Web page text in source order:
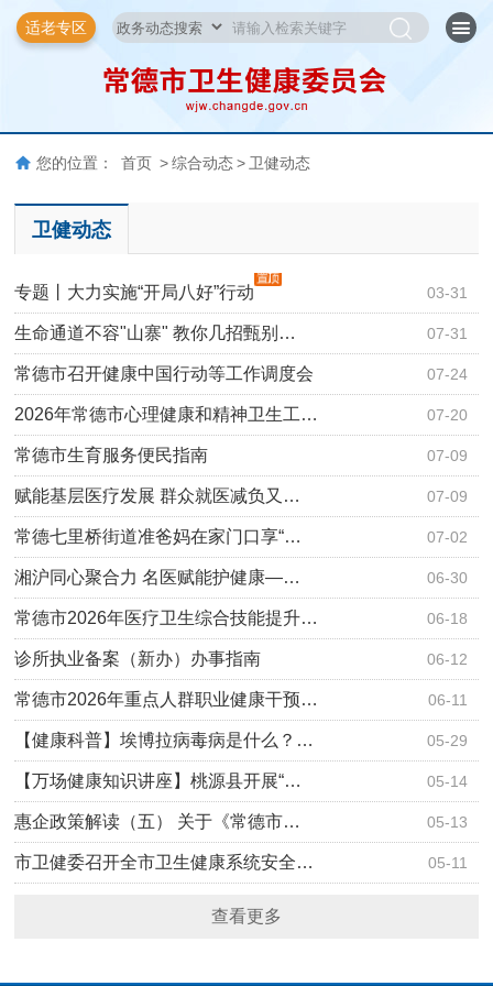
适老专区
您的位置： 首页 > 综合动态 > 卫健动态
卫健动态
03-31
专题丨大力实施“开局八好”行动
07-31
生命通道不容"山寨" 教你几招甄别…
07-24
常德市召开健康中国行动等工作调度会
07-20
2026年常德市心理健康和精神卫生工…
07-09
常德市生育服务便民指南
07-09
赋能基层医疗发展 群众就医减负又…
07-02
常德七里桥街道准爸妈在家门口享“…
06-30
湘沪同心聚合力 名医赋能护健康—…
06-18
常德市2026年医疗卫生综合技能提升…
06-12
诊所执业备案（新办）办事指南
06-11
常德市2026年重点人群职业健康干预…
05-29
【健康科普】埃博拉病毒病是什么？…
05-14
【万场健康知识讲座】桃源县开展“…
05-13
惠企政策解读（五） 关于《常德市…
05-11
市卫健委召开全市卫生健康系统安全…
查看更多